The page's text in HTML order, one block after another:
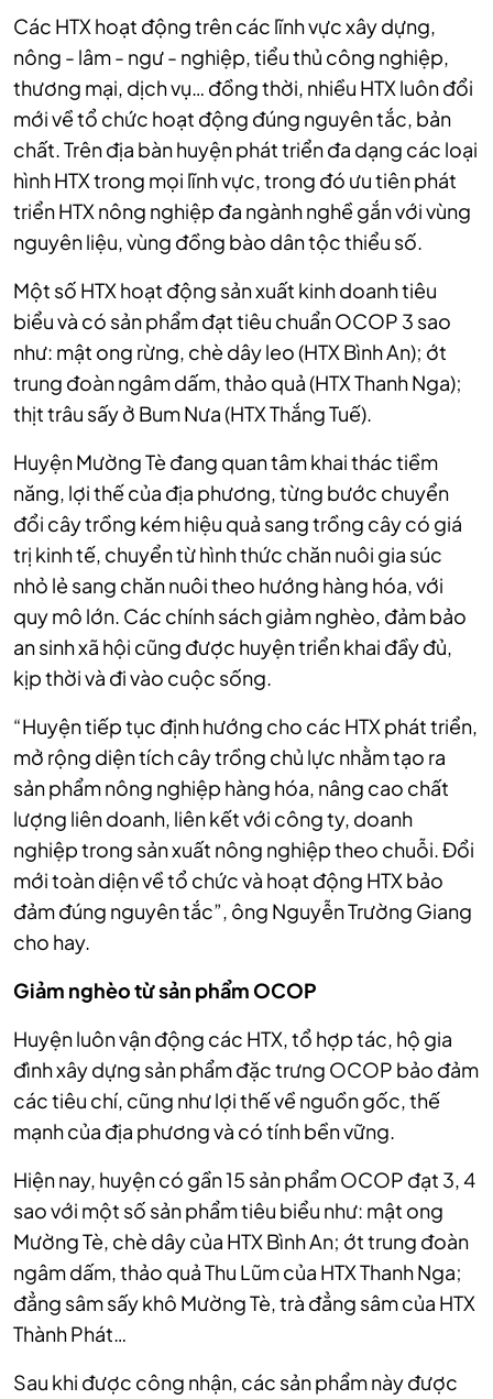
Các HTX hoạt động trên các lĩnh vực xây dựng,
nông - lâm - ngư - nghiệp, tiểu thủ công nghiệp,
thương mại, dịch vụ… đồng thời, nhiều HTX luôn đổi
mới về tổ chức hoạt động đúng nguyên tắc, bản
chất. Trên địa bàn huyện phát triển đa dạng các loại
hình HTX trong mọi lĩnh vực, trong đó ưu tiên phát
triển HTX nông nghiệp đa ngành nghề gắn với vùng
nguyên liệu, vùng đồng bào dân tộc thiểu số.
Một số HTX hoạt động sản xuất kinh doanh tiêu
biểu và có sản phẩm đạt tiêu chuẩn OCOP 3 sao
như: mật ong rừng, chè dây leo (HTX Bình An); ớt
trung đoàn ngâm dấm, thảo quả (HTX Thanh Nga);
thịt trâu sấy ở Bum Nưa (HTX Thắng Tuế).
Huyện Mường Tè đang quan tâm khai thác tiềm
năng, lợi thế của địa phương, từng bước chuyển
đổi cây trồng kém hiệu quả sang trồng cây có giá
trị kinh tế, chuyển từ hình thức chăn nuôi gia súc
nhỏ lẻ sang chăn nuôi theo hướng hàng hóa, với
quy mô lớn. Các chính sách giảm nghèo, đảm bảo
an sinh xã hội cũng được huyện triển khai đầy đủ,
kịp thời và đi vào cuộc sống.
“Huyện tiếp tục định hướng cho các HTX phát triển,
mở rộng diện tích cây trồng chủ lực nhằm tạo ra
sản phẩm nông nghiệp hàng hóa, nâng cao chất
lượng liên doanh, liên kết với công ty, doanh
nghiệp trong sản xuất nông nghiệp theo chuỗi. Đổi
mới toàn diện về tổ chức và hoạt động HTX bảo
đảm đúng nguyên tắc”, ông Nguyễn Trường Giang
cho hay.
Giảm nghèo từ sản phẩm OCOP
Huyện luôn vận động các HTX, tổ hợp tác, hộ gia
đình xây dựng sản phẩm đặc trưng OCOP bảo đảm
các tiêu chí, cũng như lợi thế về nguồn gốc, thế
mạnh của địa phương và có tính bền vững.
Hiện nay, huyện có gần 15 sản phẩm OCOP đạt 3, 4
sao với một số sản phẩm tiêu biểu như: mật ong
Mường Tè, chè dây của HTX Bình An; ớt trung đoàn
ngâm dấm, thảo quả Thu Lũm của HTX Thanh Nga;
đẳng sâm sấy khô Mường Tè, trà đẳng sâm của HTX
Thành Phát…
Sau khi được công nhận, các sản phẩm này được